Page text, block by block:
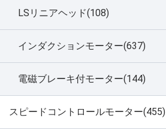
LSリニアヘッド(108)
インダクションモーター(637)
電磁ブレーキ付モーター(144)
スピードコントロールモーター(455)